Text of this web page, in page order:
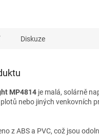
Diskuze
MP4814 je malá, solárně
nebo jiných venkovních
z ABS a PVC, což jsou